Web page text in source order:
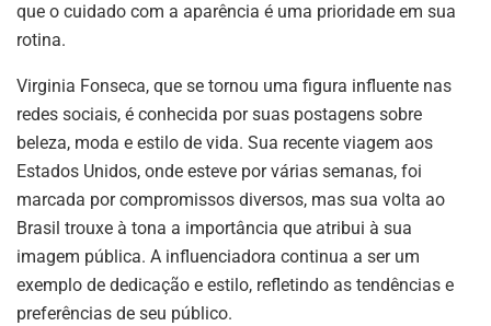
que o cuidado com a aparência é uma prioridade em sua
rotina.
Virginia Fonseca, que se tornou uma figura influente nas
redes sociais, é conhecida por suas postagens sobre
beleza, moda e estilo de vida. Sua recente viagem aos
Estados Unidos, onde esteve por várias semanas, foi
marcada por compromissos diversos, mas sua volta ao
Brasil trouxe à tona a importância que atribui à sua
imagem pública. A influenciadora continua a ser um
exemplo de dedicação e estilo, refletindo as tendências e
preferências de seu público.